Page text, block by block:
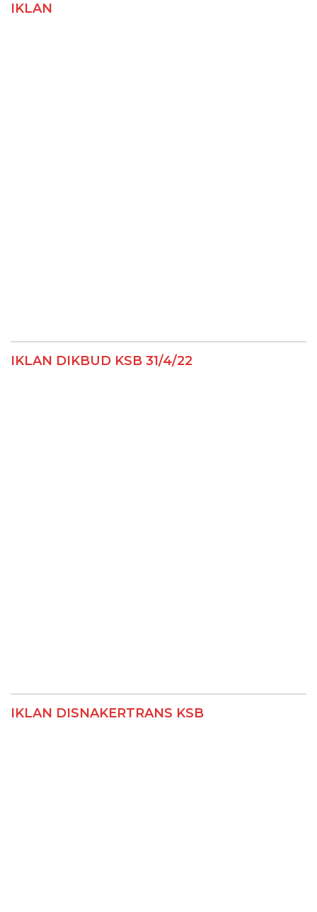
IKLAN
IKLAN DIKBUD KSB 31/4/22
IKLAN DISNAKERTRANS KSB